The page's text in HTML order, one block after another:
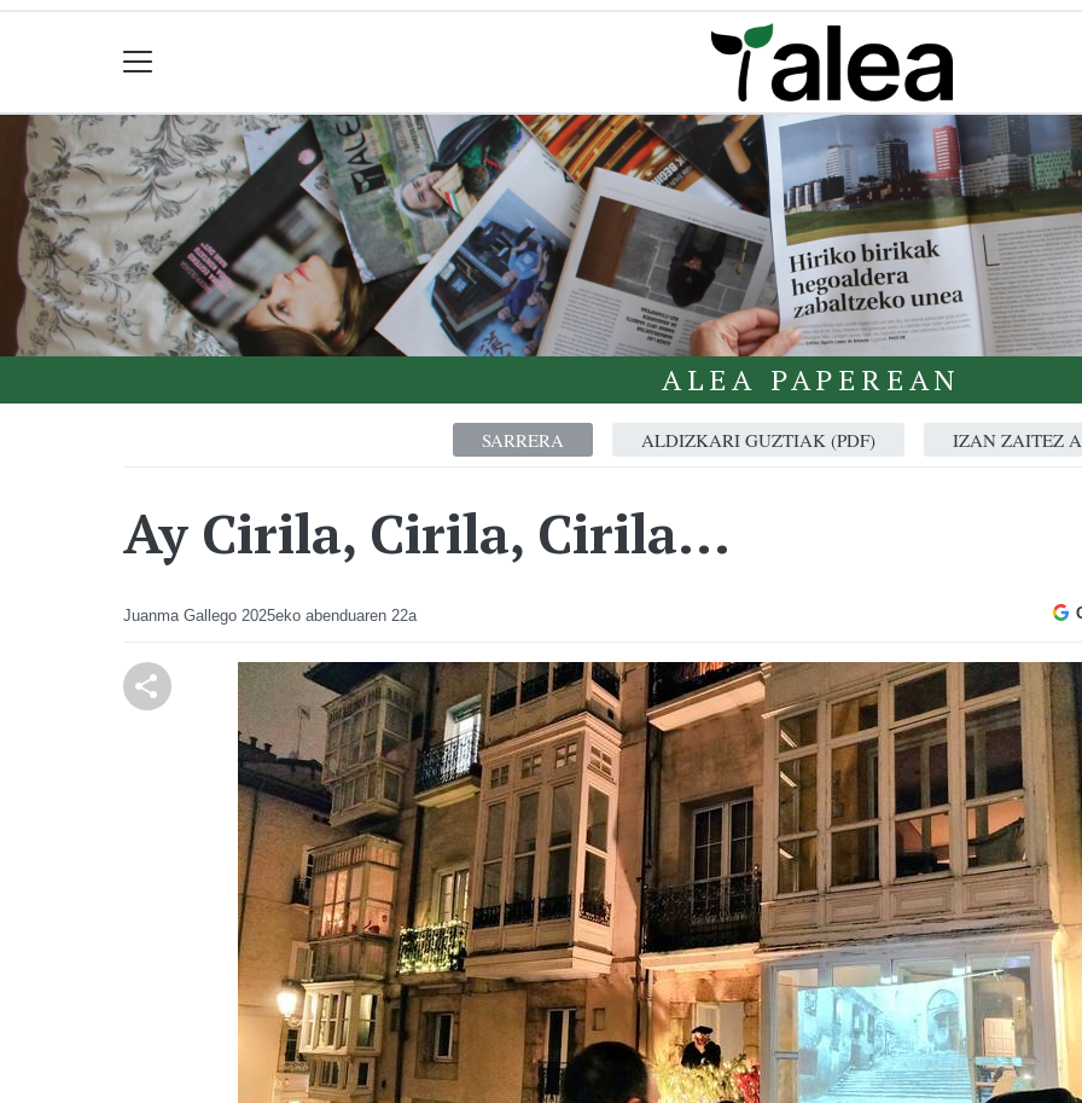
ALEA PAPEREAN
SARRERA ALDIZKARI GUZTIAK (PDF) IZAN ZAITEZ
Ay Cirila, Cirila, Cirila...
Juanma Gallego 2025eko abenduaren 22a